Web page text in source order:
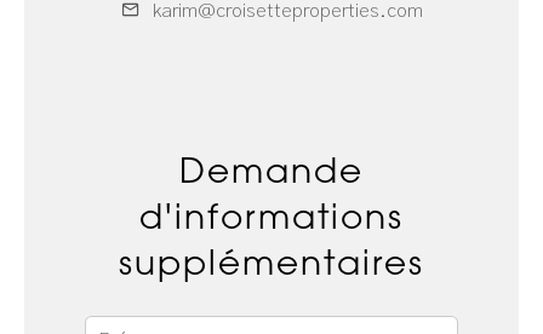
karim@croisetteproperties.com
Demande
d'informations
supplémentaires